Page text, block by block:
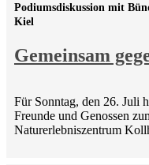
Gemeinsam
Podiumsdiskussion mit
Kiel
Für Sonntag, den 26. Juli
Freunde und Genossen
Naturerlebniszentrum